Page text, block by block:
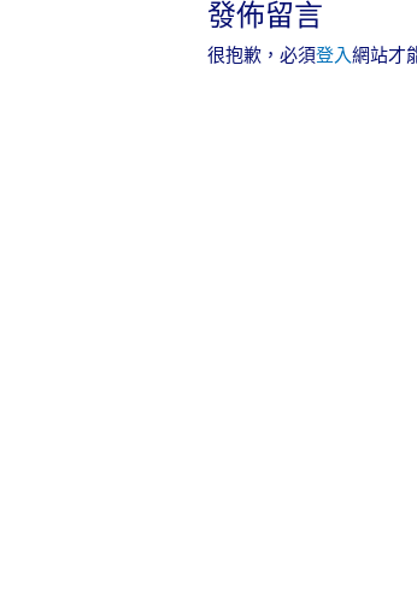
發佈留言
很抱歉，必須登入網站才